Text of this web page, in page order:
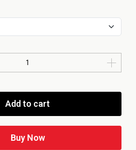
Add to cart
Buy Now